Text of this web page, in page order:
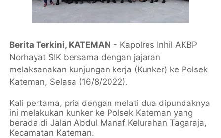
Berita Terkini, KATEMAN - Kapolres Inhil AKBP
Norhayat SIK bersama dengan jajaran
melaksanakan kunjungan kerja (Kunker) ke Polsek
Kateman, Selasa (16/8/2022).
Kali pertama, pria dengan melati dua dipundaknya
ini melakukan kunker ke Polsek Kateman yang
berada di Jalan Abdul Manaf Kelurahan Tagaraja,
Kecamatan Kateman.